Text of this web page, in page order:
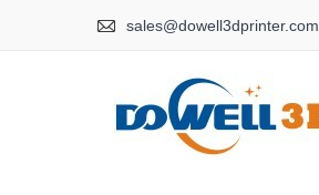
 sales@dowell3dprinter.com